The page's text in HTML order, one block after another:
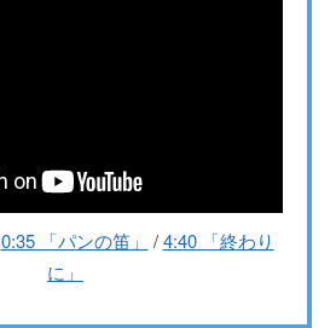
0:35 「パンの笛」 /4:40 「終わり
に」